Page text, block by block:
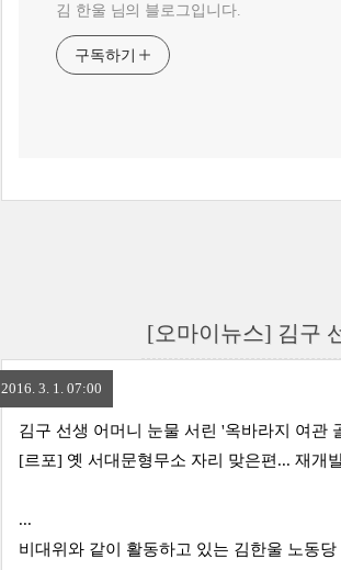
김 한울 님의 블로그입니다.
구독하기
[오마이뉴스] 김구
2016. 3. 1. 07:00
김구 선생 어머니 눈물 서린 '옥바라지 여관
[르포] 옛 서대문형무소 자리 맞은편... 재개
...
비대위와 같이 활동하고 있는 김한울 노동